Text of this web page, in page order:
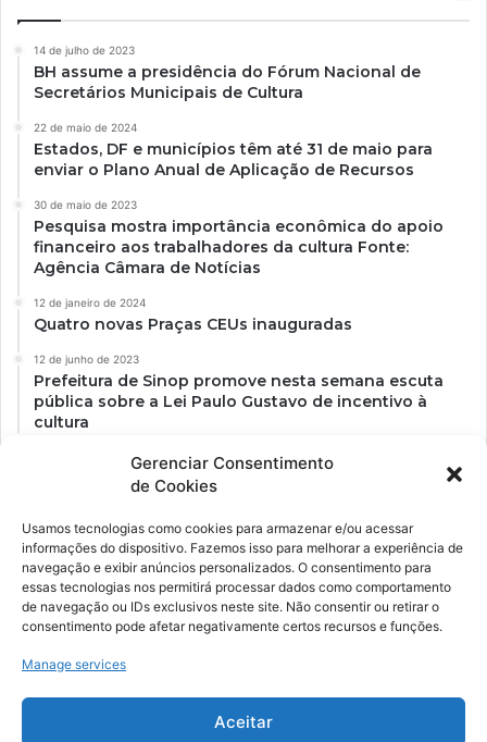
Gerenciar Consentimento
de Cookies
Usamos tecnologias como cookies para armazenar e/ou acessar
informações do dispositivo. Fazemos isso para melhorar a experiência de
navegação e exibir anúncios personalizados. O consentimento para
essas tecnologias nos permitirá processar dados como comportamento
de navegação ou IDs exclusivos neste site. Não consentir ou retirar o
consentimento pode afetar negativamente certos recursos e funções.
Manage services
Aceitar
14 de julho de 2023
BH assume a presidência do Fórum Nacional de
Secretários Municipais de Cultura
22 de maio de 2024
Estados, DF e municípios têm até 31 de maio para
enviar o Plano Anual de Aplicação de Recursos
30 de maio de 2023
Pesquisa mostra importância econômica do apoio
financeiro aos trabalhadores da cultura Fonte:
Agência Câmara de Notícias
12 de janeiro de 2024
Quatro novas Praças CEUs inauguradas
12 de junho de 2023
Prefeitura de Sinop promove nesta semana escuta
pública sobre a Lei Paulo Gustavo de incentivo à
cultura
Ockara é uma plataforma multicultural e criativa. Nossa proposta é
oferecer o máximo de ferramentas para realizadores e
YouTube